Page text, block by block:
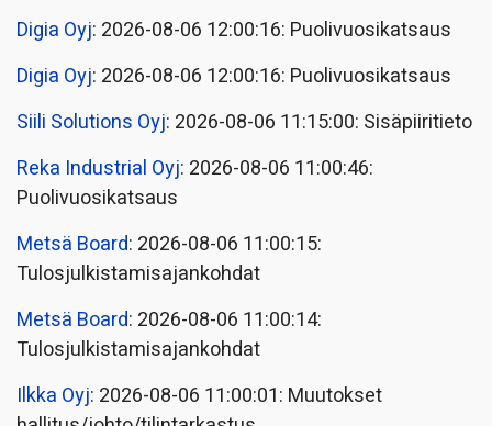
Digia Oyj: 2026-08-06 12:00:16: Puolivuosikatsaus
Digia Oyj: 2026-08-06 12:00:16: Puolivuosikatsaus
Siili Solutions Oyj: 2026-08-06 11:15:00: Sisäpiiritieto
Reka Industrial Oyj: 2026-08-06 11:00:46:
Puolivuosikatsaus
Metsä Board: 2026-08-06 11:00:15:
Tulosjulkistamisajankohdat
Metsä Board: 2026-08-06 11:00:14:
Tulosjulkistamisajankohdat
Ilkka Oyj: 2026-08-06 11:00:01: Muutokset